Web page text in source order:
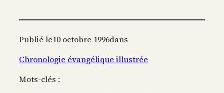
Publié le10 octobre 1996dans
Chronologie évangélique illustrée
Mots-clés :